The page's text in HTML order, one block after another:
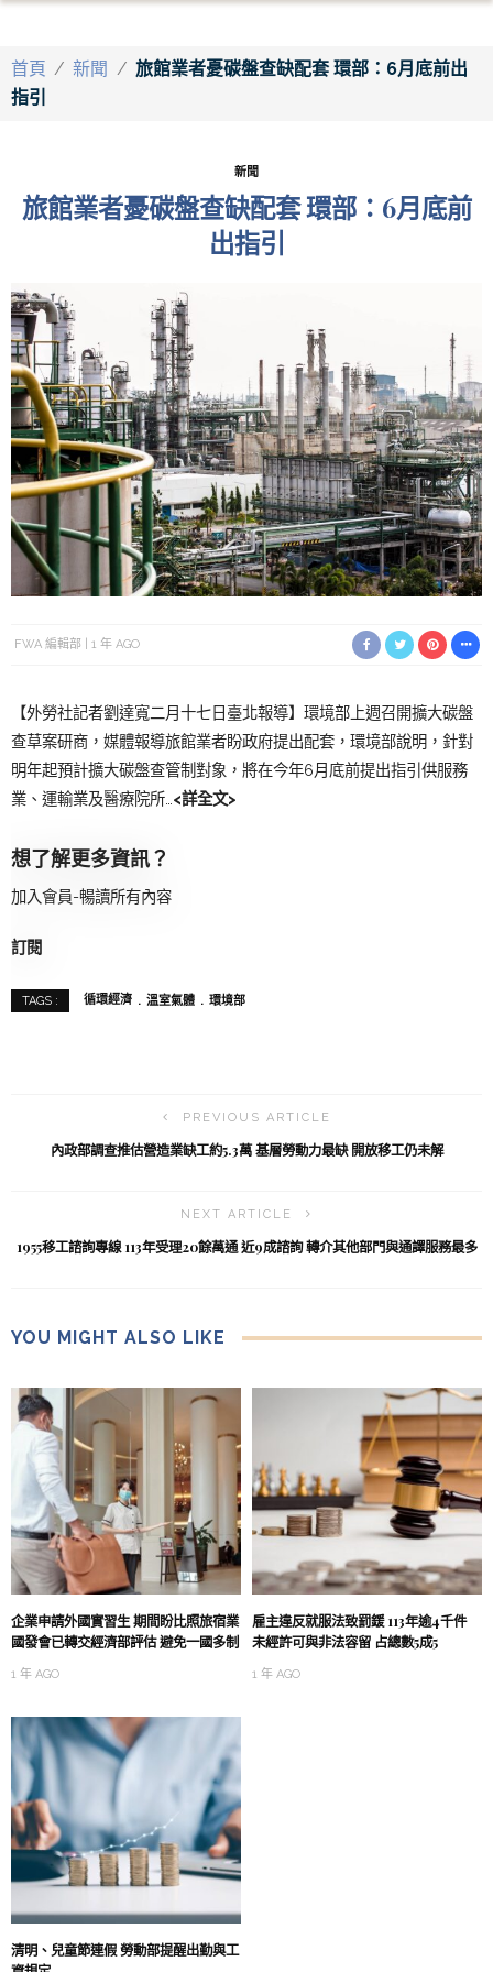
首頁 / 新聞 / 旅館業者憂碳盤查缺配套 環部：6月底前出
指引
新聞
旅館業者憂碳盤查缺配套 環部：6月底前
出指引
FWA 編輯部 1 年 AGO
【外勞社記者劉達寬二月十七日臺北報導】環境部上週召開擴大碳盤
查草案研商，媒體報導旅館業者盼政府提出配套，環境部說明，針對
明年起預計擴大碳盤查管制對象，將在今年6月底前提出指引供服務
業、運輸業及醫療院所…<詳全文>
想了解更多資訊？
加入會員-暢讀所有內容
訂閱
TAGS : 循環經濟 溫室氣體 環境部
PREVIOUS ARTICLE
內政部調查推估營造業缺工約5.3萬 基層勞動力最缺 開放移工仍未解
NEXT ARTICLE
1955移工諮詢專線 113年受理20餘萬通 近9成諮詢 轉介其他部門與通譯服務最多
YOU MIGHT ALSO LIKE
企業申請外國實習生 期間盼比照旅宿業
國發會已轉交經濟部評估 避免一國多制
1 年 AGO
雇主違反就服法致罰鍰 113年逾4千件
未經許可與非法容留 占總數5成5
1 年 AGO
清明、兒童節連假 勞動部提醒出勤與工